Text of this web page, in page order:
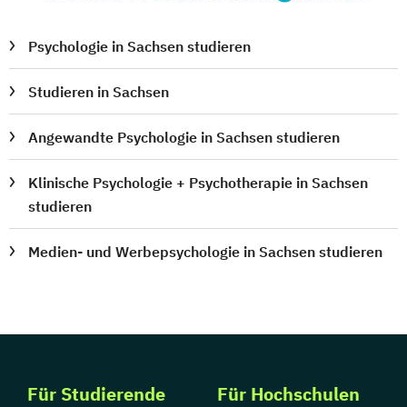
Psychologie in Sachsen studieren
Studieren in Sachsen
Angewandte Psychologie in Sachsen studieren
Klinische Psychologie + Psychotherapie in Sachsen
studieren
Medien- und Werbepsychologie in Sachsen studieren
Für Studierende Für Hochschulen